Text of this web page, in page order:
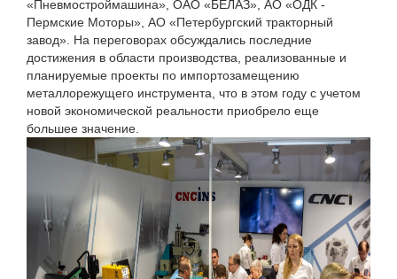
«Пневмостроймашина», ОАО «БЕЛАЗ», АО «ОДК -
Пермские Моторы», АО «Петербургский тракторный
завод». На переговорах обсуждались последние
достижения в области производства, реализованные и
планируемые проекты по импортозамещению
металлорежущего инструмента, что в этом году с учетом
новой экономической реальности приобрело еще
большее значение.